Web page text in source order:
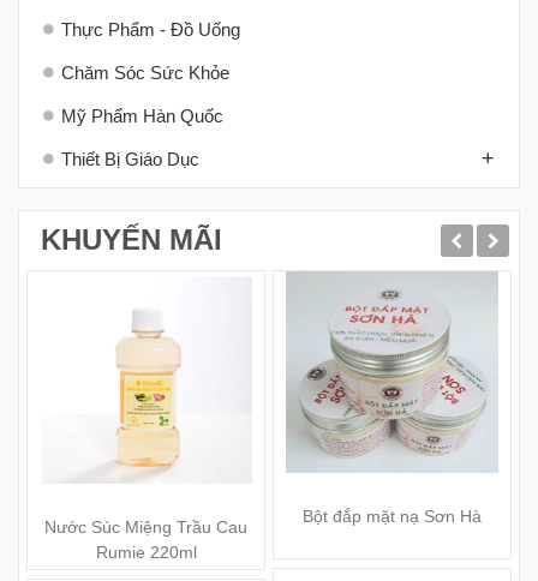
Thực Phẩm - Đồ Uống
Chăm Sóc Sức Khỏe
Mỹ Phẩm Hàn Quốc
Thiết Bị Giáo Dục +
KHUYẾN MÃI
Nước Súc Miệng Trầu Cau
Rumie 220ml
Bột đắp mặt nạ Sơn Hà